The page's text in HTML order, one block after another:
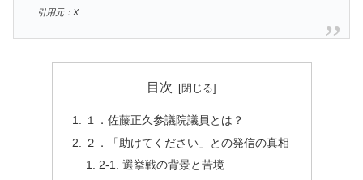
引用元：X
目次
１．佐藤正久参議院議員とは？
２．「助けてください」との発信の真相
2-1. 選挙戦の背景と苦境